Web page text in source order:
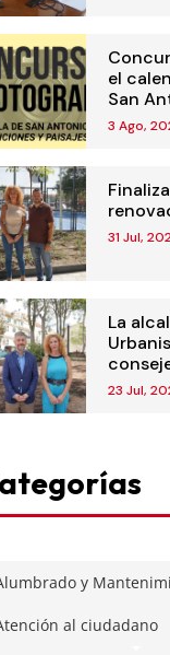
el
San
3 Ago,
31 Jul,
La
la
23 Jul,
y
al ciudadano